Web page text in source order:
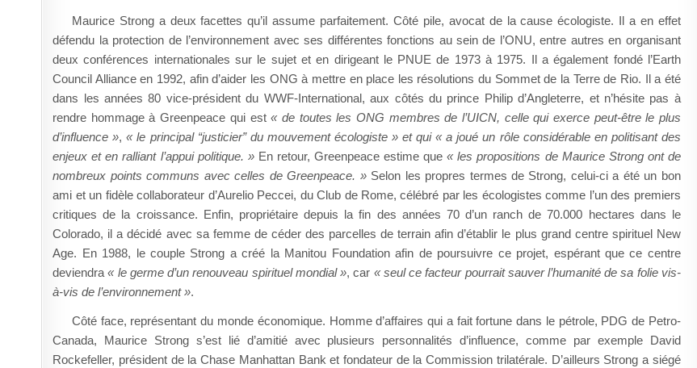
Maurice Strong a deux facettes qu’il assume parfaitement. Côté pile, avocat de la cause écologiste. Il a en effet
défendu la protection de l’environnement avec ses différentes fonctions au sein de l’ONU, entre autres en organisant
deux conférences internationales sur le sujet et en dirigeant le PNUE de 1973 à 1975. Il a également fondé l’Earth
Council Alliance en 1992, afin d’aider les ONG à mettre en place les résolutions du Sommet de la Terre de Rio. Il a été
dans les années 80 vice-président du WWF-International, aux côtés du prince Philip d’Angleterre, et n’hésite pas à
rendre hommage à Greenpeace qui est« de toutes les ONG membres de l’UICN, celle qui exerce peut-être le plus
d’influence »,« le principal “justicier” du mouvement écologiste » et qui « a joué un rôle considérable en politisant des
enjeux et en ralliant l’appui politique. »En retour, Greenpeace estime que« les propositions de Maurice Strong ont de
nombreux points communs avec celles de Greenpeace. »Selon les propres termes de Strong, celui-ci a été un bon
ami et un fidèle collaborateur d’Aurelio Peccei, du Club de Rome, célébré par les écologistes comme l’un des premiers
critiques de la croissance. Enfin, propriétaire depuis la fin des années 70 d’un ranch de 70.000 hectares dans le
Colorado, il a décidé avec sa femme de céder des parcelles de terrain afin d’établir le plus grand centre spirituel New
Age. En 1988, le couple Strong a créé la Manitou Foundation afin de poursuivre ce projet, espérant que ce centre
deviendra« le germe d’un renouveau spirituel mondial », car « seul ce facteur pourrait sauver l’humanité de sa folie vis-
à-vis de l’environnement ».
Côté face, représentant du monde économique. Homme d’affaires qui a fait fortune dans le pétrole, PDG de Petro-
Canada, Maurice Strong s’est lié d’amitié avec plusieurs personnalités d’influence, comme par exemple David
Rockefeller, président de la Chase Manhattan Bank et fondateur de la Commission trilatérale. D’ailleurs Strong a siégé